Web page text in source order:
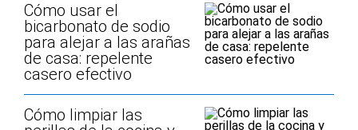
Cómo usar el
bicarbonato de sodio
para alejar a las arañas
de casa: repelente
casero efectivo
Cómo limpiar las